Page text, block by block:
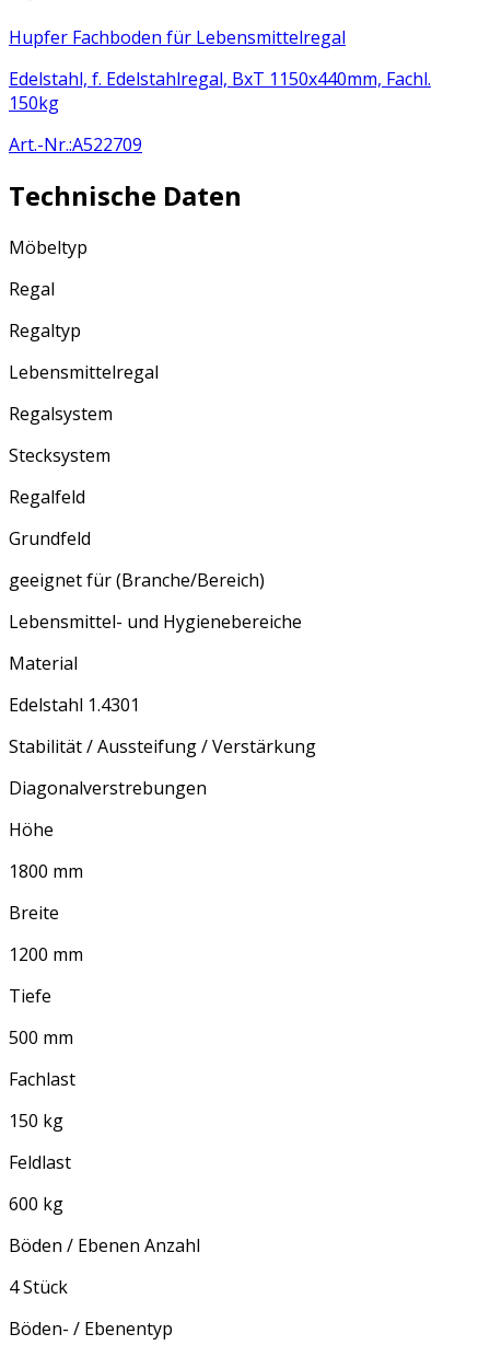
Hupfer Fachboden für Lebensmittelregal
Edelstahl, f. Edelstahlregal, BxT 1150x440mm, Fachl.
150kg
Art.-Nr.:A522709
Technische Daten
Möbeltyp
Regal
Regaltyp
Lebensmittelregal
Regalsystem
Stecksystem
Regalfeld
Grundfeld
geeignet für (Branche/Bereich)
Lebensmittel- und Hygienebereiche
Material
Edelstahl 1.4301
Stabilität / Aussteifung / Verstärkung
Diagonalverstrebungen
Höhe
1800 mm
Breite
1200 mm
Tiefe
500 mm
Fachlast
150 kg
Feldlast
600 kg
Böden / Ebenen Anzahl
4 Stück
Böden- / Ebenentyp